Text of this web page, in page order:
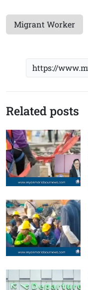
Migrant Worker
Related posts